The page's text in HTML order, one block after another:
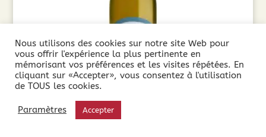
Côté Mas Gewurztraminer (75cl)
Nous utilisons des cookies sur notre site Web pour
vous offrir l'expérience la plus pertinente en
mémorisant vos préférences et les visites répétées. En
cliquant sur «Accepter», vous consentez à l'utilisation
de TOUS les cookies.
Paramètres Accepter